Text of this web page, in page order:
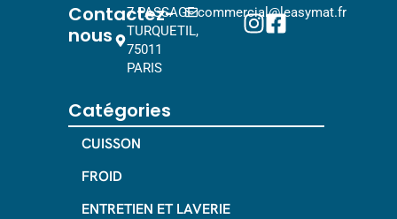
Contactez-
nous
7 PASSAGE
TURQUETIL,
75011
PARIS
commercial@leasymat.fr
Catégories
CUISSON
FROID
ENTRETIEN ET LAVERIE